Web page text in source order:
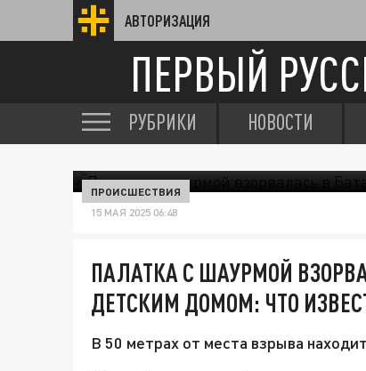
АВТОРИЗАЦИЯ
ПЕРВЫЙ
РУБРИКИ НОВОСТИ
ПРОИСШЕСТВИЯ
15 МАЯ 2025 06:48
ПАЛАТКА С ШАУРМОЙ
ДЕТСКИМ ДОМОМ: ЧТО
В 50 метрах от места взрыва